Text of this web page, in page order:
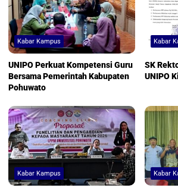
Kabar Kampus
UNIPO Perkuat Kompetensi Guru
Bersama Pemerintah Kabupaten
Pohuwato
Kabar
SK
UNIPO
Kabar Kampus Kabar